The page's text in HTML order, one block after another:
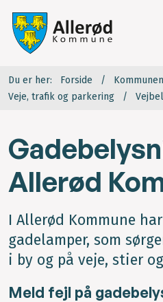
Du er her: Forside
Kommunen
Veje, trafik og parkering
Allerød
I Allerød Kommune
gadelamper, som
i by og på veje, stier
Meld fejl på